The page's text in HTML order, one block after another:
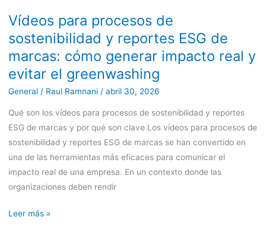
Vídeos para procesos de
sostenibilidad y reportes ESG de
marcas: cómo generar impacto real y
evitar el greenwashing
General/ Raul Ramnani / abril 30, 2026
Qué son los vídeos para procesos de sostenibilidad y reportes
ESG de marcas y por qué son clave Los vídeos para procesos de
sostenibilidad y reportes ESG de marcas se han convertido en
una de las herramientas más eficaces para comunicar el
impacto real de una empresa. En un contexto donde las
organizaciones deben rendir
procesos
de
reportes
ESG
de
marcas:
cómo
generar
impacto
real
evitar
Leer más »